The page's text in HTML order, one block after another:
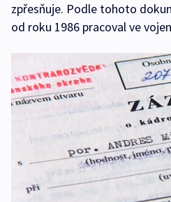
zpřesňuje. Podle tohoto
od roku 1986 pracoval ve